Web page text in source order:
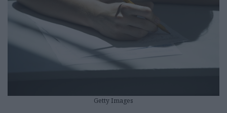
Getty Images